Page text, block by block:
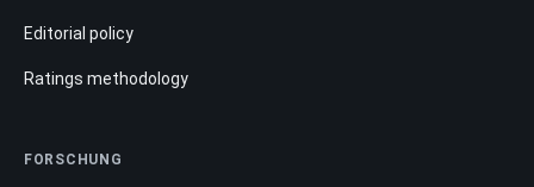
Editorial policy
Ratings methodology
FORSCHUNG